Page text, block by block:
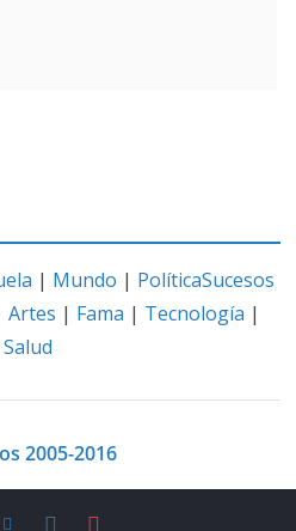
| Mundo | PolíticaSucesos
Artes | Fama | Tecnología |
Salud
2005-2016